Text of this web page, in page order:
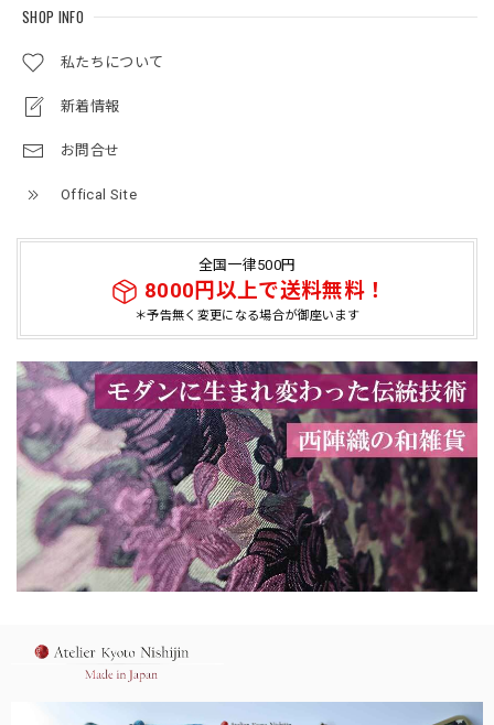
SHOP INFO
私たちについて
新着情報
お問合せ
Offical Site
全国一律500円
8000円以上で送料無料！
＊予告無く変更になる場合が御座います